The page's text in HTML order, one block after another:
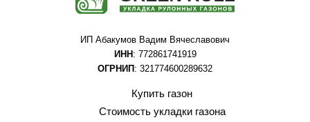
ИП Абакумов Вадим Вячеславович
ИНН: 772861741919
ОГРНИП: 321774600289632
Купить газон
Стоимость укладки газона